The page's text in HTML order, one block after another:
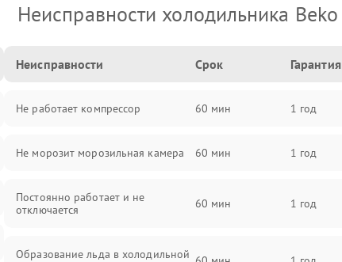
Неисправности холодильника Beko
Неисправности Срок Гарантия
Не работает компрессор 60 мин 1 год
Не морозит морозильная камера 60 мин 1 год
Постоянно работает и не
отключается
60 мин 1 год
Образование льда в холодильной